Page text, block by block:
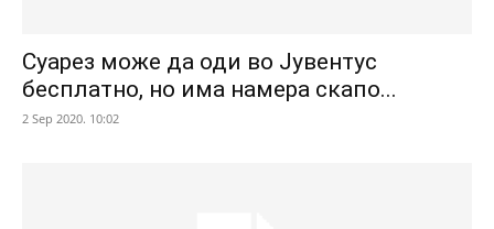
Суарез може да оди во Јувентус
бесплатно, но има намера скапо...
2 Sep 2020. 10:02